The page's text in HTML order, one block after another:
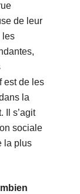
de leur
les
est de les
la
Il s’agit
sociale
la plus